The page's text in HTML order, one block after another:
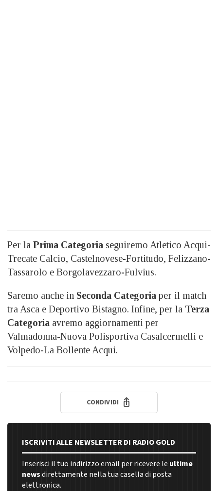
Per la Prima Categoria seguiremo Atletico Acqui-
Trecate Calcio, Castelnovese-Fortitudo, Felizzano-
Tassarolo e Borgolavezzaro-Fulvius.
Saremo anche in Seconda Categoria per il match
tra Asca e Deportivo Bistagno. Infine, per la Terza
Categoria avremo aggiornamenti per
Valmadonna-Nuova Polisportiva Casalcermelli e
Volpedo-La Bollente Acqui.
CONDIVIDI
ISCRIVITI ALLE NEWSLETTER DI RADIO GOLD
Inserisci il tuo indirizzo email per ricevere le ultime
newsdirettamente nella tua casella di posta
elettronica.